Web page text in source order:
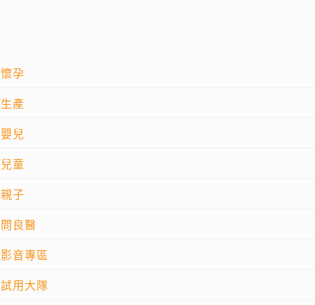
懷孕
生產
嬰兒
兒童
親子
問良醫
影音專區
試用大隊